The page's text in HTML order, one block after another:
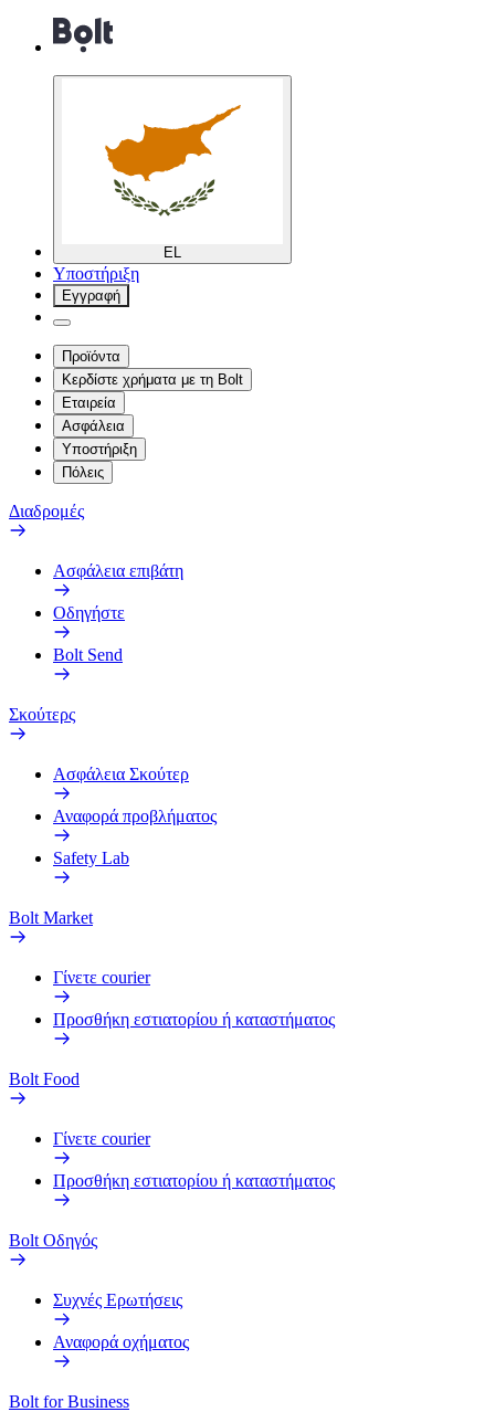
EL
Υποστήριξη
Εγγραφή
Προϊόντα
Κερδίστε χρήματα με τη Bolt
Εταιρεία
Ασφάλεια
Υποστήριξη
Πόλεις
Διαδρομές
Ασφάλεια επιβάτη
Οδηγήστε
Bolt Send
Σκούτερς
Ασφάλεια Σκούτερ
Αναφορά προβλήματος
Safety Lab
Bolt Market
Γίνετε courier
Προσθήκη εστιατορίου ή καταστήματος
Bolt Food
Γίνετε courier
Προσθήκη εστιατορίου ή καταστήματος
Bolt Οδηγός
Συχνές Ερωτήσεις
Αναφορά οχήματος
Bolt for Business